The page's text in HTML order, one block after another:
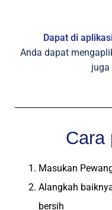
Dapat di
Anda dapat
Cara
Masukan
Alangkah
bersih